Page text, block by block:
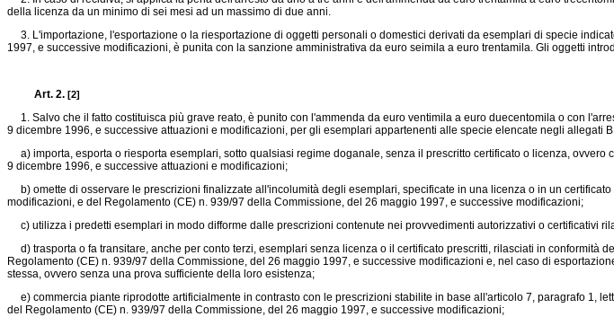
della licenza da un minimo di sei mesi ad un massimo di due anni.
3. L'importazione, l'esportazione o la riesportazione di oggetti personali o domestici derivati da esemplari di specie
1997, e successive modificazioni, è punita con la sanzione amministrativa da euro seimila a euro trentamila. Gli oggetti
Art. 2. [2]
1. Salvo che il fatto costituisca più grave reato, è punito con l'ammenda da euro ventimila a euro duecentomila o con
9 dicembre 1996, e successive attuazioni e modificazioni, per gli esemplari appartenenti alle specie elencate negli allegati
a) importa, esporta o riesporta esemplari, sotto qualsiasi regime doganale, senza il prescritto certificato o licenza, ovvero
9 dicembre 1996, e successive attuazioni e modificazioni;
b) omette di osservare le prescrizioni finalizzate all'incolumità degli esemplari, specificate in una licenza o in un certificato
modificazioni, e del
Regolamento (CE) n. 939/97 della Commissione, del 26 maggio 1997, e successive modificazioni;
c) utilizza i predetti esemplari in modo difforme dalle prescrizioni contenute nei provvedimenti autorizzativi o certificativi
d) trasporta o fa transitare, anche per conto terzi, esemplari senza licenza o il certificato prescritti, rilasciati in conformità del
Regolamento (CE) n. 939/97 della Commissione, del 26 maggio 1997, e successive modificazioni e, nel caso di
stessa, ovvero senza una prova sufficiente della loro esistenza;
e) commercia piante riprodotte artificialmente in contrasto con le prescrizioni stabilite in base all'articolo 7, paragrafo 1,
del
Regolamento (CE) n. 939/97 della Commissione, del 26 maggio 1997, e successive modificazioni;